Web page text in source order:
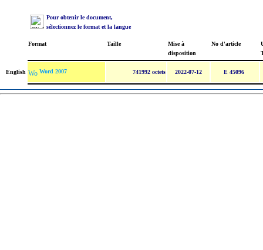
Pour obtenir le document,
sélectionnez le format et la langue
Format Taille
Mise à
disposition
No d'article
English Word 2007 741992 octets 2022-07-12 E 45096